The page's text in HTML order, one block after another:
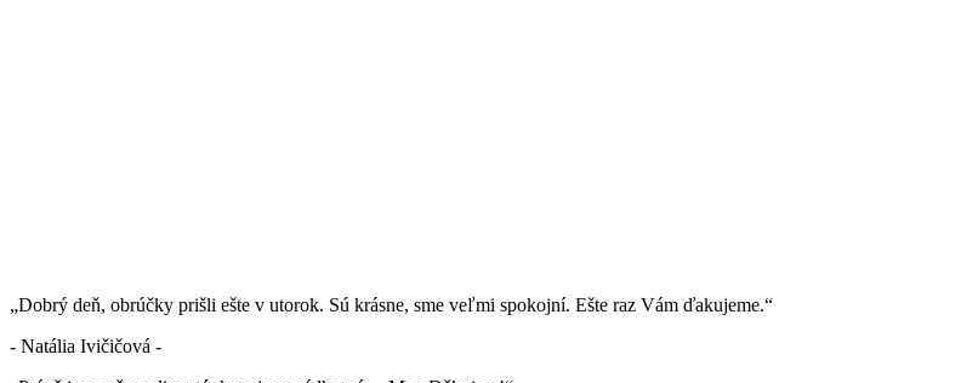
„Dobrý deň, obrúčky prišli ešte v utorok. Sú krásne, sme veľmi spokojní. Ešte raz Vám ďakujeme.“
- Natália Ivičičová -